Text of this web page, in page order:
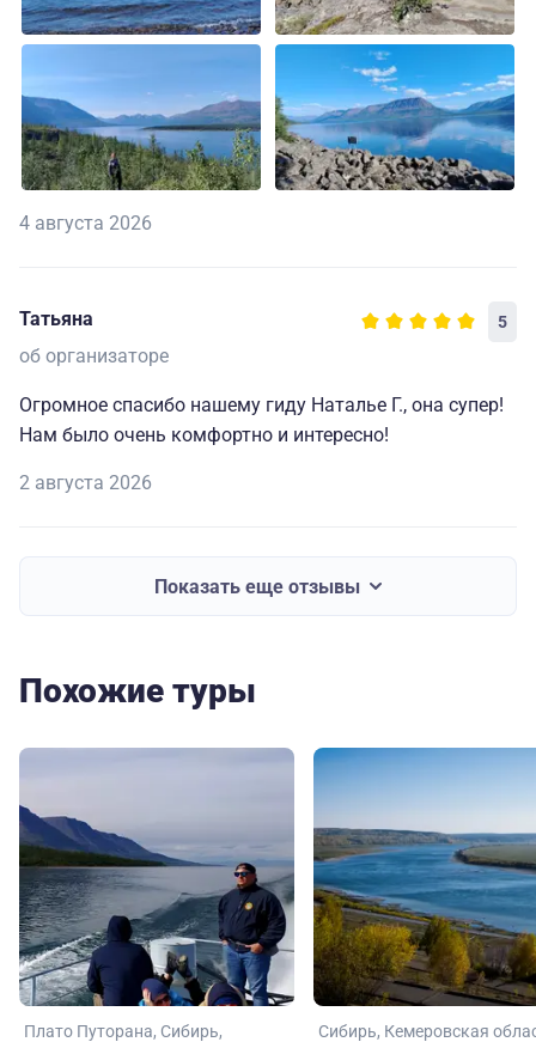
4 августа 2026
Татьяна 5
об организаторе
Огромное спасибо нашему гиду Наталье Г., она супер!
Нам было очень комфортно и интересно!
2 августа 2026
Показать еще отзывы
Похожие туры
Плато Путорана Сибирь
Сибирь Кемеровская